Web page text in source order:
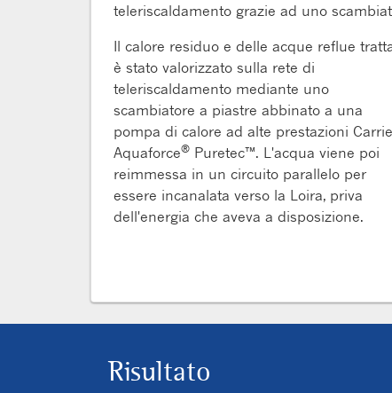
teleriscaldamento grazie ad uno
Il calore residuo e delle acque reflue
è stato valorizzato sulla rete di
teleriscaldamento mediante uno
scambiatore a piastre abbinato a una
pompa di calore ad alte prestazioni
Aquaforce®Puretec™. L'acqua viene poi
reimmessa in un circuito parallelo per
essere incanalata verso la Loira, priva
dell'energia che aveva a disposizione.
Risultato